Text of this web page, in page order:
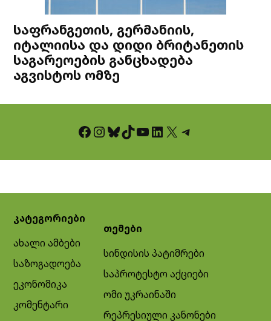
საფრანგეთის, გერმანიის,
იტალიისა და დიდი ბრიტანეთის
საგარეოების განცხადება
აგვისტოს ომზე
Facebook InstagramBluesky TikTok YouTube LinkedIn X Telegram
კატეგორიები
ახალი ამბები
საზოგადოება
ეკონომიკა
კომენტარი
თემები
სინდისის პატიმრები
საპროტესტო აქციები
ომი უკრაინაში
რეპრესიული კანონები